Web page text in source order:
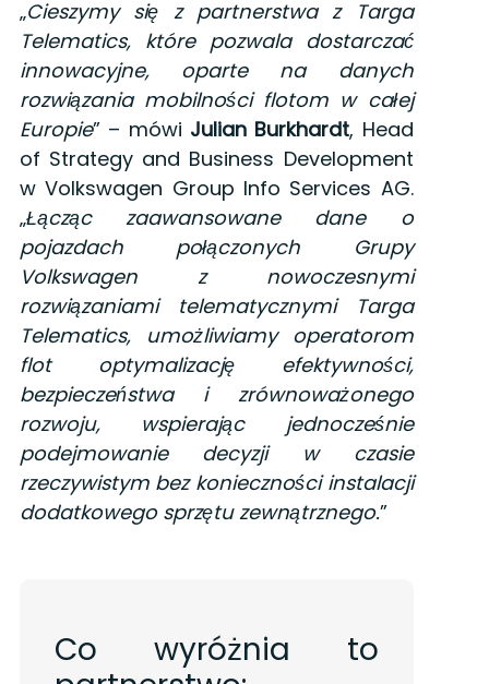
„Cieszymy się z partnerstwa z Targa
Telematics, które pozwala dostarczać
innowacyjne, oparte na danych
rozwiązania mobilności flotom w całej
Europie” – mówi Julian Burkhardt, Head
of Strategy and Business Development
w Volkswagen Group Info Services AG.
„Łącząc zaawansowane dane o
pojazdach połączonych Grupy
Volkswagen z nowoczesnymi
rozwiązaniami telematycznymi Targa
Telematics, umożliwiamy operatorom
flot optymalizację efektywności,
bezpieczeństwa i zrównoważonego
rozwoju, wspierając jednocześnie
podejmowanie decyzji w czasie
rzeczywistym bez konieczności instalacji
dodatkowego sprzętu zewnątrznego.”
Co wyróżnia to